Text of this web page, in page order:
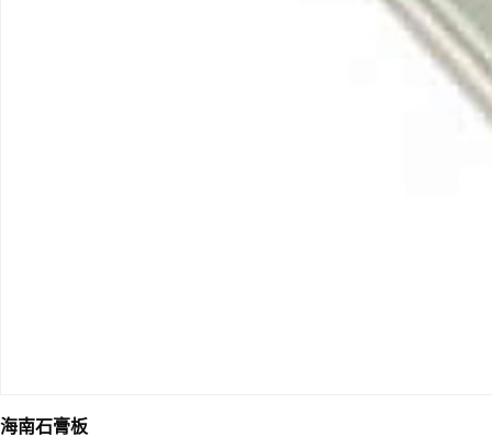
海南石膏板